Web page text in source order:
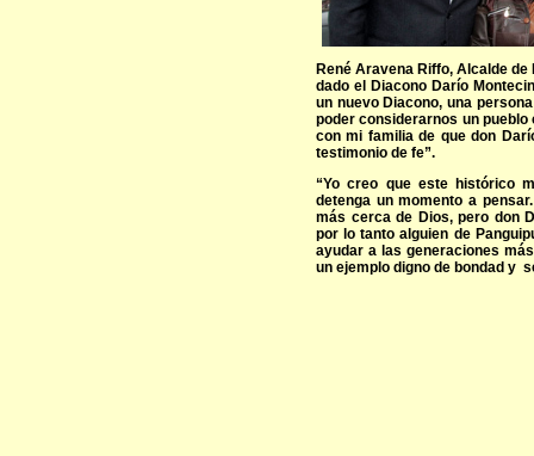
René Aravena Riffo, Alcalde
dado el Diacono Darío
un nuevo Diacono, una
poder considerarnos un
con mi familia de que don
testimonio de fe”.
“Yo creo que este histórico
detenga un momento a
más cerca de Dios, pero don
por lo tanto alguien de
ayudar a las generaciones
un ejemplo digno de bondad y